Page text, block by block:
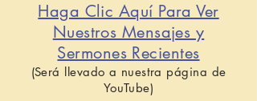
Haga Clic Aquí Para Ver
Nuestros Mensajes y
Sermones Recientes
(Será llevado a nuestra página de
YouTube)